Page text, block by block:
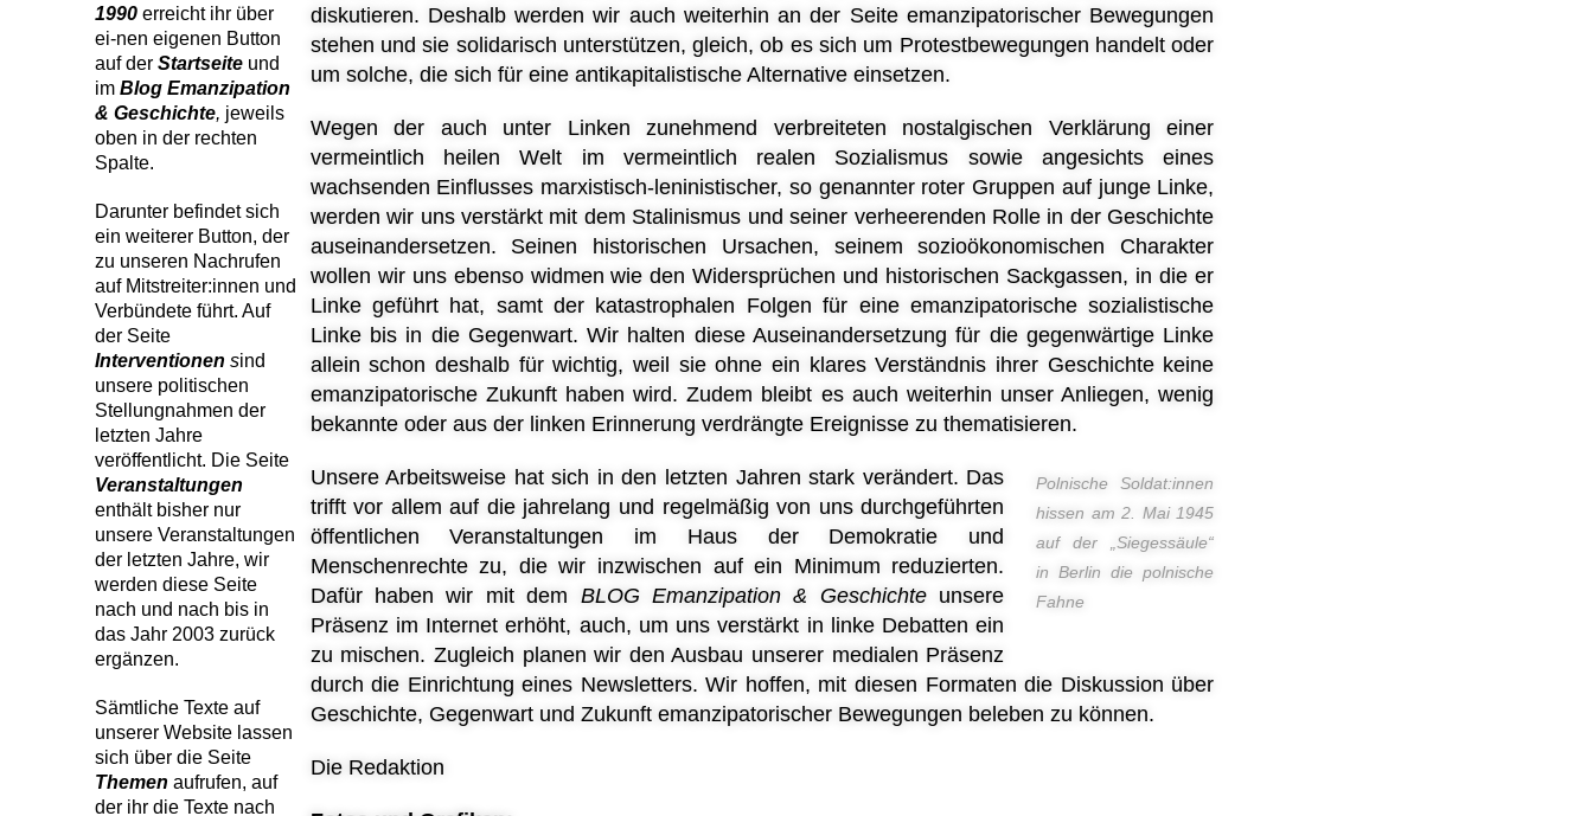
1990 erreicht ihr über
ei-nen eigenen Button
auf der Startseite und
im Blog Emanzipation
& Geschichte, jeweils
oben in der rechten
Spalte.
Darunter befindet sich
ein weiterer Button, der
zu unseren Nachrufen
auf Mitstreiter:innen und
Verbündete führt. Auf
der Seite
Interventionen sind
unsere politischen
Stellungnahmen der
letzten Jahre
veröffentlicht. Die Seite
Veranstaltungen
enthält bisher nur
unsere Veranstaltungen
der letzten Jahre, wir
werden diese Seite
nach und nach bis in
das Jahr 2003 zurück
ergänzen.
Sämtliche Texte auf
unserer Website lassen
sich über die Seite
Themen aufrufen, auf
der ihr die Texte nach
diskutieren. Deshalb werden wir auch weiterhin an der Seite emanzipatorischer Bewegungen
stehen und sie solidarisch unterstützen, gleich, ob es sich um Protestbewegungen handelt oder
um solche, die sich für eine antikapitalistische Alternative einsetzen.
Wegen der auch unter Linken zunehmend verbreiteten nostalgischen Verklärung einer
vermeintlich heilen Welt im vermeintlich realen Sozialismus sowie angesichts eines
wachsenden Einflusses marxistisch-leninistischer, so genannter roter Gruppen auf junge Linke,
werden wir uns verstärkt mit dem Stalinismus und seiner verheerenden Rolle in der Geschichte
auseinandersetzen. Seinen historischen Ursachen, seinem sozioökonomischen Charakter
wollen wir uns ebenso widmen wie den Widersprüchen und historischen Sackgassen, in die er
Linke geführt hat, samt der katastrophalen Folgen für eine emanzipatorische sozialistische
Linke bis in die Gegenwart. Wir halten diese Auseinandersetzung für die gegenwärtige Linke
allein schon deshalb für wichtig, weil sie ohne ein klares Verständnis ihrer Geschichte keine
emanzipatorische Zukunft haben wird. Zudem bleibt es auch weiterhin unser Anliegen, wenig
bekannte oder aus der linken Erinnerung verdrängte Ereignisse zu thematisieren.
Polnische Soldat:innen
hissen am 2. Mai 1945
auf der „Siegessäule“
in Berlin die polnische
Fahne
Unsere Arbeitsweise hat sich in den letzten Jahren stark verändert. Das
trifft vor allem auf die jahrelang und regelmäßig von uns durchgeführten
öffentlichen Veranstaltungen im Haus der Demokratie und
Menschenrechte zu, die wir inzwischen auf ein Minimum reduzierten.
Dafür haben wir mit dem BLOG Emanzipation & Geschichte unsere
Präsenz im Internet erhöht, auch, um uns verstärkt in linke Debatten ein
zu mischen. Zugleich planen wir den Ausbau unserer medialen Präsenz
durch die Einrichtung eines Newsletters. Wir hoffen, mit diesen Formaten die Diskussion über
Geschichte, Gegenwart und Zukunft emanzipatorischer Bewegungen beleben zu können.
Die Redaktion